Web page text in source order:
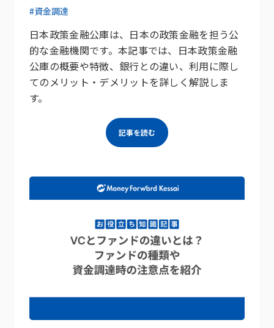
#資金調達
日本政策金融公庫は、日本の政策金融を担う公
的な金融機関です。本記事では、日本政策金融
公庫の概要や特徴、銀行との違い、利用に際し
てのメリット・デメリットを詳しく解説しま
す。
記事を読む